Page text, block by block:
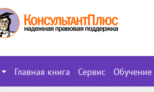
Главная книга Сервис Обучение